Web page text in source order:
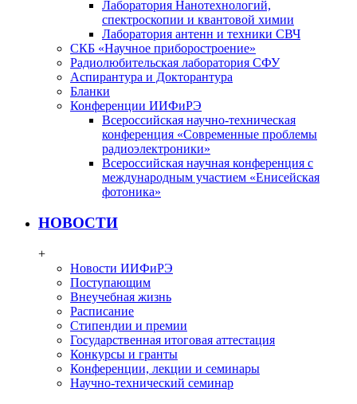
Лаборатория Нанотехнологий,
спектроскопии и квантовой химии
Лаборатория антенн и техники СВЧ
СКБ «Научное приборостроение»
Радиолюбительская лаборатория СФУ
Аспирантура и Докторантура
Бланки
Конференции ИИФиРЭ
Всероссийская научно-техническая
конференция «Современные проблемы
радиоэлектроники»
Всероссийская научная конференция с
международным участием «Енисейская
фотоника»
НОВОСТИ
+
Новости ИИФиРЭ
Поступающим
Внеучебная жизнь
Расписание
Стипендии и премии
Государственная итоговая аттестация
Конкурсы и гранты
Конференции, лекции и семинары
Научно-технический семинар